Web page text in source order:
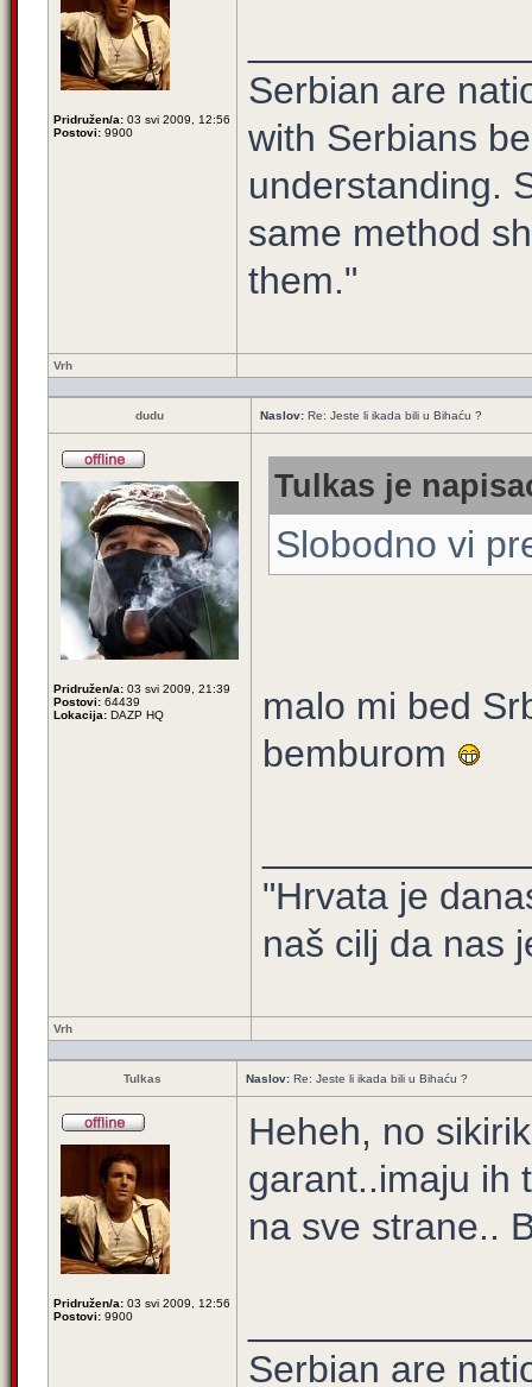
Pridružen/a: 03 svi 2009, 12:56
Postovi: 9900
Serbian are
with Serbians
understanding.
same method
them."
Vrh
dudu Naslov: Re: Jeste li ikada bili u Bihaću ?
Pridružen/a: 03 svi 2009, 21:39
Postovi: 64439
Lokacija: DAZP HQ
Tulkas je
Slobodno vi
malo mi bed
bemburom
"Hrvata je
naš cilj da nas
Vrh
Tulkas Naslov: Re: Jeste li ikada bili u Bihaću ?
Pridružen/a: 03 svi 2009, 12:56
Postovi: 9900
Heheh, no
garant..imaju ih
na sve strane..
Serbian are